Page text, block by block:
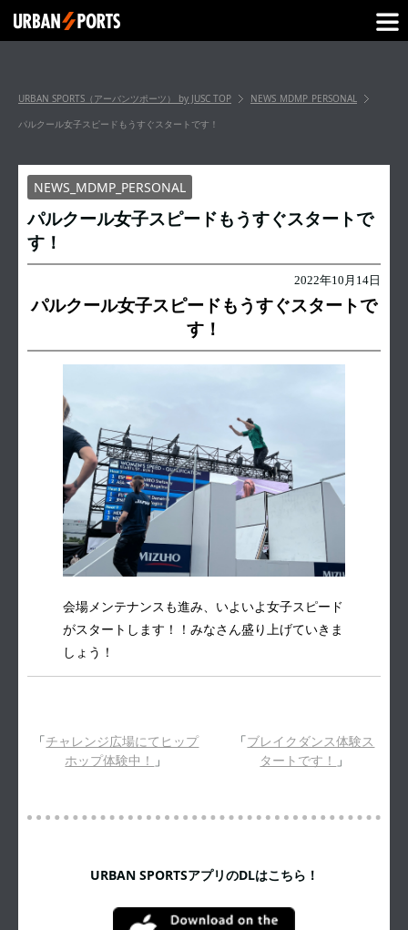
URBAN SPORTS（アーバンツポーツ） by JUSC TOP
NEWS_MDMP_PERSONAL
パルクール女子スピードもうすぐスタートです！
NEWS_MDMP_PERSONAL
パルクール女子スピードもうすぐスタートで
す！
2022年10月14日
パルクール女子スピードもうすぐスタートで
す！
会場メンテナンスも進み、いよいよ女子スピード
がスタートします！！みなさん盛り上げていきま
しょう！
「チャレンジ広場にてヒップ
ホップ体験中！ 」
「ブレイクダンス体験ス
タートです！ 」
URBAN SPORTSアプリのDLはこちら！